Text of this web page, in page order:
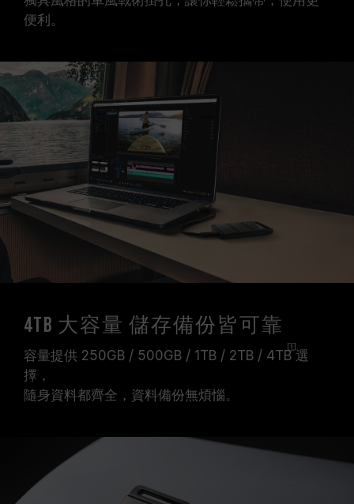
便利。
4TB 大容量 儲存備份皆可靠
容量提供 250GB / 500GB / 1TB / 2TB / 4TB選
擇，
隨身資料都齊全，資料備份無煩惱。